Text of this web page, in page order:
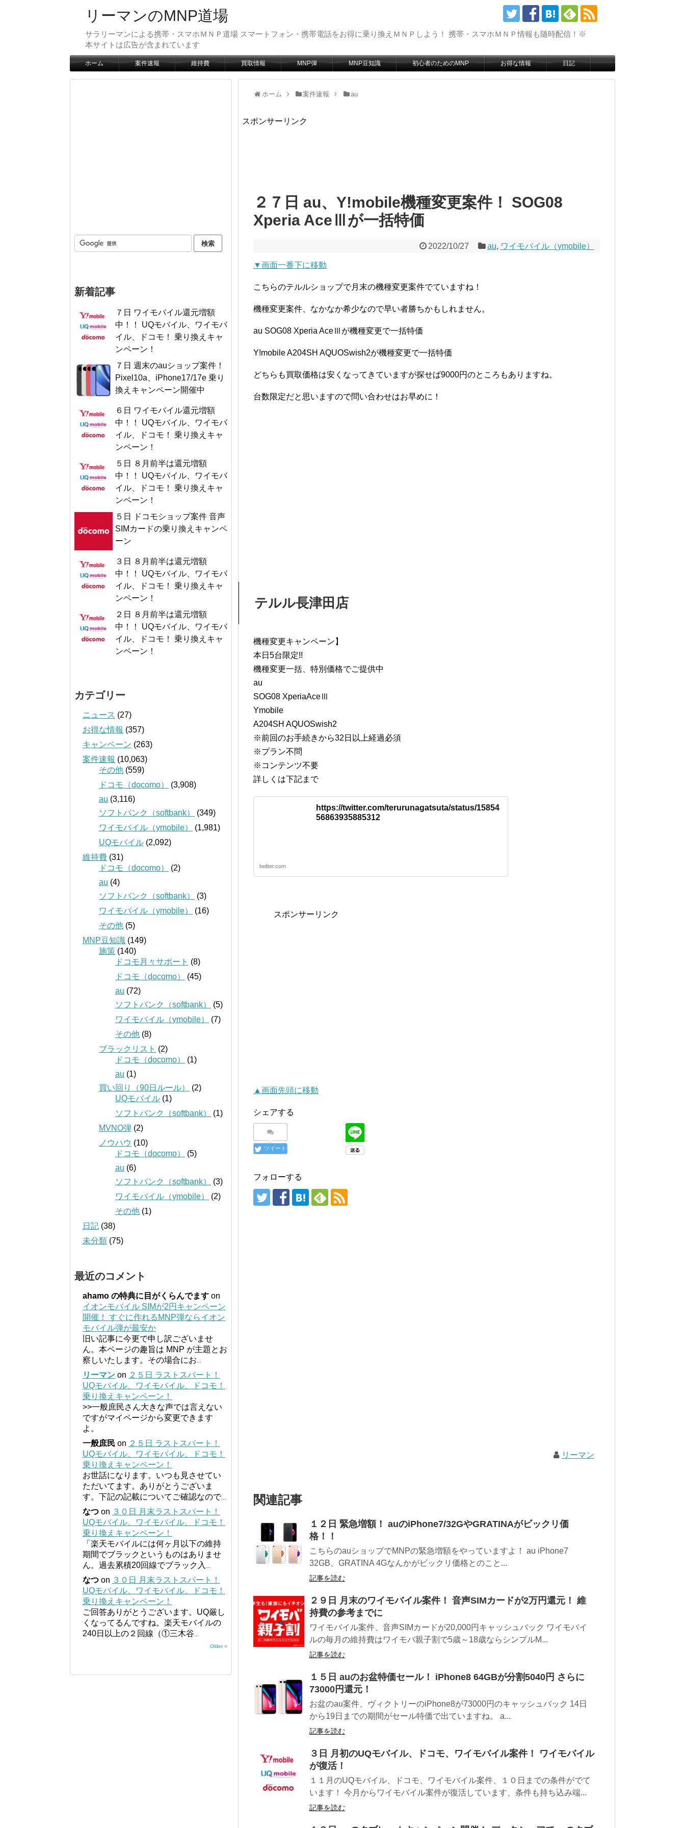
リーマンのMNP道場
サラリーマンによる携帯・スマホＭＮＰ道場 スマートフォン・携帯電話をお得に乗り換えＭＮＰしよう！ 携帯・スマホＭＮＰ情報も随時配信！※
本サイトは広告が含まれています
ホーム 案件速報 維持費 買取情報 MNP弾 MNP豆知識 初心者のためのMNP お得な情報 日記
ホーム 案件速報 au
スポンサーリンク
２７日 au、Y!mobile機種変更案件！ SOG08
Xperia AceⅢが一括特価
2022/10/27 au, ワイモバイル（ymobile）
▼画面一番下に移動
こちらのテルルショップで月末の機種変更案件でていますね！
機種変更案件、なかなか希少なので早い者勝ちかもしれません。
au SOG08 Xperia AceⅢが機種変更で一括特価
Y!mobile A204SH AQUOSwish2が機種変更で一括特価
どちらも買取価格は安くなってきていますが探せば9000円のところもありますね。
台数限定だと思いますので問い合わせはお早めに！
テルル長津田店
機種変更キャンペーン】
本日5台限定!!
機種変更一括、特別価格でご提供中
au
SOG08 XperiaAceⅢ
Ymobile
A204SH AQUOSwish2
※前回のお手続きから32日以上経過必須
※プラン不問
※コンテンツ不要
詳しくは下記まで
https://twitter.com/terurunagatsuta/status/15854
56863935885312
twitter.com
スポンサーリンク
▲画面先頭に移動
シェアする
ツイート
フォローする
リーマン
関連記事
１２日 緊急増額！ auのiPhone7/32GやGRATINAがビックリ価
格！！
こちらのauショップでMNPの緊急増額をやっていますよ！ au iPhone7
32GB、GRATINA 4Gなんかがビックリ価格とのこと...
記事を読む
２９日 月末のワイモバイル案件！ 音声SIMカードが2万円還元！ 維
持費の参考までに
ワイモバイル案件、音声SIMカードが20,000円キャッシュバック ワイモバイ
ルの毎月の維持費はワイモバ親子割で5歳～18歳ならシンプルM...
記事を読む
１５日 auのお盆特価セール！ iPhone8 64GBが分割5040円 さらに
73000円還元！
お盆のau案件、ヴィクトリーのiPhone8が73000円のキャッシュバック 14日
から19日までの期間がセール特価で出ていますね。 a...
記事を読む
３日 月初のUQモバイル、ドコモ、ワイモバイル案件！ ワイモバイル
が復活！
１１月のUQモバイル、ドコモ、ワイモバイル案件、１０日までの条件がでて
います！ 今月からワイモバイル案件が復活しています、条件も持ち込み端...
記事を読む
新着記事
７日 ワイモバイル還元増額
中！！ UQモバイル、ワイモバ
イル、ドコモ！ 乗り換えキャ
ンペーン！
７日 週末のauショップ案件！
Pixel10a、iPhone17/17e 乗り
換えキャンペーン開催中
６日 ワイモバイル還元増額
中！！ UQモバイル、ワイモバ
イル、ドコモ！ 乗り換えキャ
ンペーン！
５日 ８月前半は還元増額
中！！ UQモバイル、ワイモバ
イル、ドコモ！ 乗り換えキャ
ンペーン！
５日 ドコモショップ案件 音声
SIMカードの乗り換えキャンペ
ーン
３日 ８月前半は還元増額
中！！ UQモバイル、ワイモバ
イル、ドコモ！ 乗り換えキャ
ンペーン！
２日 ８月前半は還元増額
中！！ UQモバイル、ワイモバ
イル、ドコモ！ 乗り換えキャ
ンペーン！
カテゴリー
ニュース (27)
お得な情報 (357)
キャンペーン (263)
案件速報 (10,063)
その他 (559)
ドコモ（docomo）
(3,908)
au (3,116)
ソフトバンク（softbank）
(349)
ワイモバイル（ymobile）
(1,981)
UQモバイル (2,092)
維持費 (31)
ドコモ（docomo）
(2)
au (4)
ソフトバンク（softbank）
(3)
ワイモバイル（ymobile）
(16)
その他 (5)
MNP豆知識 (149)
施策 (140)
ドコモ月々サポート (8)
ドコモ（docomo）
(45)
au (72)
ソフトバンク（softbank）
(5)
ワイモバイル（ymobile）
(7)
その他 (8)
ブラックリスト (2)
ドコモ（docomo）
(1)
au (1)
買い回り（90日ルール）
(2)
UQモバイル (1)
ソフトバンク（softbank）
(1)
MVNO弾 (2)
ノウハウ (10)
ドコモ（docomo）
(5)
au (6)
ソフトバンク（softbank）
(3)
ワイモバイル（ymobile）
(2)
その他 (1)
日記 (38)
未分類 (75)
最近のコメント
ahamo の特典に目がくらんでます on
イオンモバイル SIMが2円キャンペーン
開催！ すぐに作れるMNP弾ならイオン
モバイル弾が最安か
旧い記事に今更で申し訳ございませ
ん。本ページの趣旨は MNP が主題とお
察しいたします。その場合にお
リーマン on ２５日 ラストスパート！
UQモバイル、ワイモバイル、ドコモ！
乗り換えキャンペーン！
>>一般庶民さん大きな声では言えない
ですがマイページから変更できます
よ。
一般庶民 on ２５日 ラストスパート！
UQモバイル、ワイモバイル、ドコモ！
乗り換えキャンペーン！
お世話になります。いつも見させてい
ただいてます。ありがとうございま
す。下記の記載についてご確認なので...
なつ on ３０日 月末ラストスパート！
UQモバイル、ワイモバイル、ドコモ！
乗り換えキャンペーン！
「楽天モバイルには何ヶ月以下の維持
期間でブラックというものはありませ
ん。過去累積20回線でブラック入
なつ on ３０日 月末ラストスパート！
UQモバイル、ワイモバイル、ドコモ！
乗り換えキャンペーン！
ご回答ありがとうございます。UQ厳し
くなってるんですね。楽天モバイルの
240日以上の２回線（①三木谷
Older »